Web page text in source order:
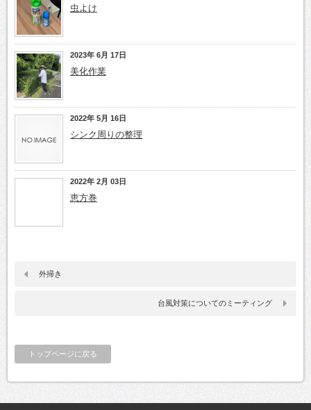
虫よけ
2023年 6月 17日
美化作業
2022年 5月 16日
シンク周りの整理
2022年 2月 03日
恵方巻
外掃き
台風対策についてのミーティング
トップページに戻る